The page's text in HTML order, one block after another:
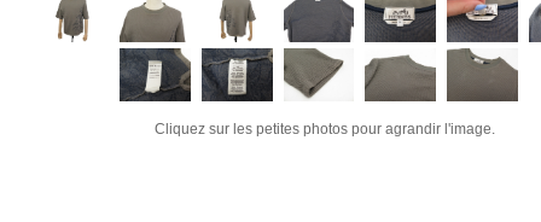
Cliquez sur les petites photos pour agrandir l'image.